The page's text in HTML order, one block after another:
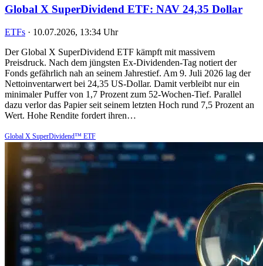
Global X SuperDividend ETF: NAV 24,35 Dollar
ETFs · 10.07.2026, 13:34 Uhr
Der Global X SuperDividend ETF kämpft mit massivem
Preisdruck. Nach dem jüngsten Ex-Dividenden-Tag notiert der
Fonds gefährlich nah an seinem Jahrestief. Am 9. Juli 2026 lag der
Nettoinventarwert bei 24,35 US-Dollar. Damit verbleibt nur ein
minimaler Puffer von 1,7 Prozent zum 52-Wochen-Tief. Parallel
dazu verlor das Papier seit seinem letzten Hoch rund 7,5 Prozent an
Wert. Hohe Rendite fordert ihren…
Global X SuperDividend™ ETF